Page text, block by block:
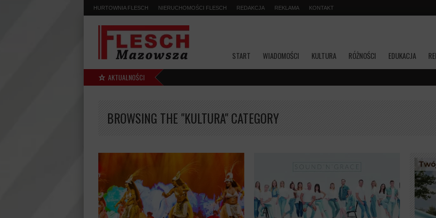
HURTOWNIA FLESCH NIERUCHOMOŚCI FLESCH REDAKCJA REKLAMA KONTAKT
START WIADOMOŚCI KULTURA RÓŻNOŚCI EDUKACJA
AKTUALNOŚCI
BROWSING THE "KULTURA" CATEGORY